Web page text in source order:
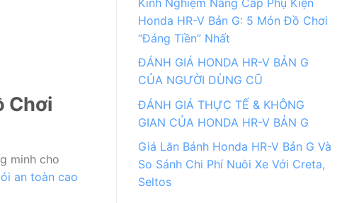
Chơi
minh cho
an toàn cao
Honda HR-V Bản G: 5 Món Đồ Chơi
“Đáng Tiền” Nhất
ĐÁNH GIÁ HONDA HR-V BẢN G
CỦA NGƯỜI DÙNG CŨ
ĐÁNH GIÁ THỰC TẾ & KHÔNG
GIAN CỦA HONDA HR-V BẢN G
Giá Lăn Bánh Honda HR-V Bản G Và
So Sánh Chi Phí Nuôi Xe Với Creta,
Seltos